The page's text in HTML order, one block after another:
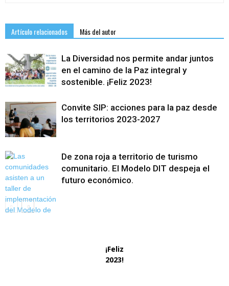
Artículo relacionados Más del autor
La Diversidad nos permite andar juntos
en el camino de la Paz integral y
sostenible. ¡Feliz 2023!
Convite SIP: acciones para la paz desde
los territorios 2023-2027
De zona roja a territorio de turismo
comunitario. El Modelo DIT despeja el
futuro económico.
¡Feliz
2023!